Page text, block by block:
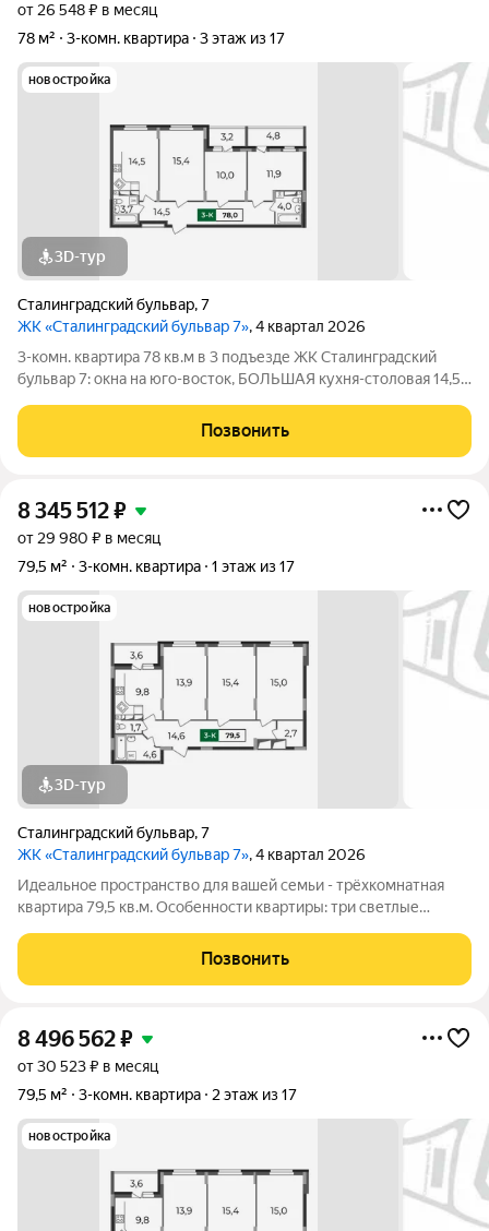
от 26 548 ₽ в месяц
78 м²
3-комн. квартира 3 этаж из 17
новостройка
3D-тур
Сталинградский бульвар,7
ЖК «Сталинградский бульвар 7», 4 квартал 2026
3-комн. квартира 78 кв.м в 3 подъезде ЖК Сталинградский
бульвар 7: окна на юго-восток, БОЛЬШАЯ кухня-столовая 14,5
отдельные комнаты; ДВА совмещенных санузла. Прямая
продажа от застройщика
Позвонить
8 345 512₽
от 29 980 ₽ в месяц
79,5 м²
3-комн. квартира 1 этаж из 17
новостройка
3D-тур
Сталинградский бульвар,7
ЖК «Сталинградский бульвар 7», 4 квартал 2026
Идеальное пространство для вашей семьи - трёхкомнатная
квартира 79,5 кв.м. Особенности квартиры: три светлые
и личного пространства для каждого члена семьи;
гардеробная, обеспечивающая
Позвонить
8 496 562₽
от 30 523 ₽ в месяц
79,5 м²
3-комн. квартира 2 этаж из 17
новостройка